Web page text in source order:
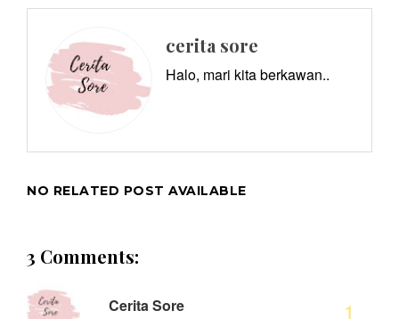
cerita sore
Halo, mari kita berkawan..
NO RELATED POST AVAILABLE
3 Comments:
Cerita Sore